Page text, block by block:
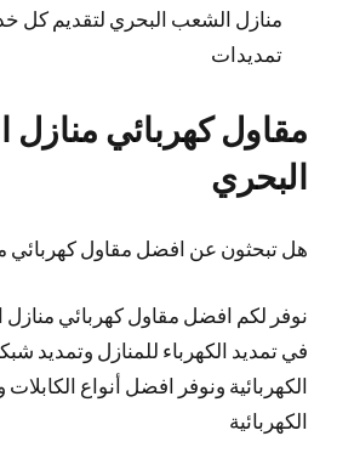
منازل الشعب البحري لتقديم كل
تمديدات
مقاول كهربائي
البحري
هل تبحثون عن افضل مقاول كهربائي
نوفر لكم افضل مقاول كهربائي
في تمديد الكهرباء للمنازل وتمديد
الكهربائية ونوفر افضل أنواع
الكهربائية